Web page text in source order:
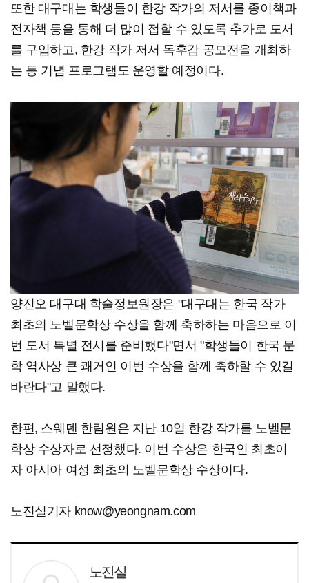
또한 대구대는 학생들이 한강 작가의 저서를 종이책과
전자책 등을 통해 더 많이 접할 수 있도록 추가로 도서
를 구입하고, 한강 작가 저서 독후감 공모전을 개최하
는 등 기념 프로그램도 운영할 예정이다.
양진오 대구대 학술정보원장은 "대구대는 한국 작가
최초의 노벨문학상 수상을 함께 축하하는 마음으로 이
번 도서 특별 전시를 준비했다"면서 "학생들이 한국 문
학 역사상 큰 쾌거인 이번 수상을 함께 축하할 수 있길
바란다"고 말했다.
한편, 스웨덴 한림원은 지난 10일 한강 작가를 노벨문
학상 수상자로 선정했다. 이번 수상은 한국인 최초이
자 아시아 여성 최초의 노벨문학상 수상이다.
노진실기자 know@yeongnam.com
노진실